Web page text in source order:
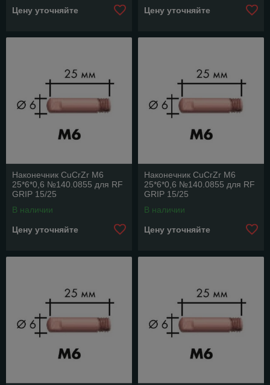
Цену уточняйте Цену уточняйте
Наконечник CuCrZr M6
25*6*0,6 №140.0855 для RF
GRIP 15/25
В наличии
Цену уточняйте
Наконечник CuCrZr M6
25*6*0,6 №140.0855 для RF
GRIP 15/25
В наличии
Цену уточняйте